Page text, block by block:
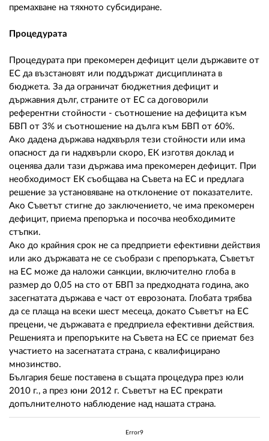
премахване на тяхното субсидиране.
Процедурата
Процедурата при прекомерен дефицит цели държавите от
ЕС да възстановят или поддържат дисциплината в
бюджета. За да ограничат бюджетния дефицит и
държавния дълг, страните от ЕС са договорили
референтни стойности - съотношение на дефицита към
БВП от 3% и съотношение на дълга към БВП от 60%.
Ако дадена държава надхвърля тези стойности или има
опасност да ги надхвърли скоро, ЕК изготвя доклад и
оценява дали тази държава има прекомерен дефицит. При
необходимост ЕК съобщава на Съвета на ЕС и предлага
решение за установяване на отклонение от показателите.
Ако Съветът стигне до заключението, че има прекомерен
дефицит, приема препоръка и посочва необходимите
стъпки.
Ако до крайния срок не са предприети ефективни действия
или ако държавата не се съобрази с препоръката, Съветът
на ЕС може да наложи санкции, включително глоба в
размер до 0,05 на сто от БВП за предходната година, ако
засегнатата държава е част от еврозоната. Глобата трябва
да се плаща на всеки шест месеца, докато Съветът на ЕС
прецени, че държавата е предприела ефективни действия.
Решенията и препоръките на Съвета на ЕС се приемат без
участието на засегнатата страна, с квалифицирано
мнозинство.
България беше поставена в същата процедура през юли
2010 г., а през юни 2012 г. Съветът на ЕС прекрати
допълнителното наблюдение над нашата страна.
Error9